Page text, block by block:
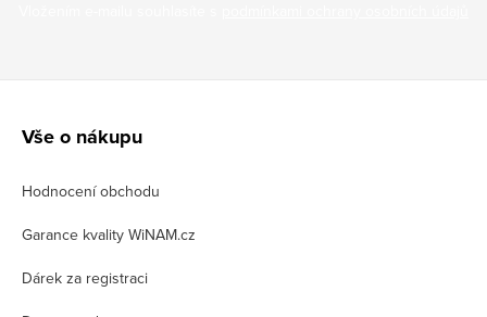
Vše o nákupu
Hodnocení obchodu
Garance kvality WiNAM.cz
Dárek za registraci